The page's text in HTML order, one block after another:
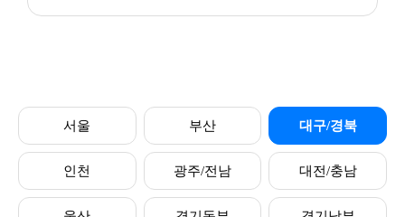
서울 부산 대구/경북
인천 광주/전남 대전/충남